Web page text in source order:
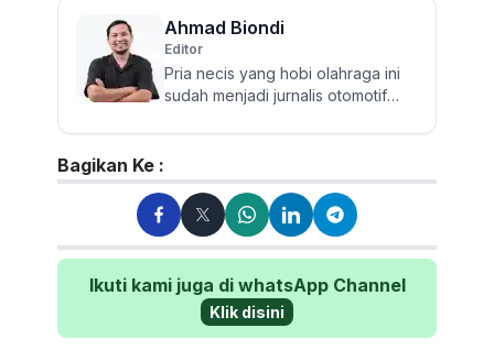
Ahmad Biondi
Editor
Pria necis yang hobi olahraga ini
sudah menjadi jurnalis otomotif
menguji dan mereview banyak...
Bagikan Ke :
Ikuti kami juga di whatsApp Channel
Klik disini